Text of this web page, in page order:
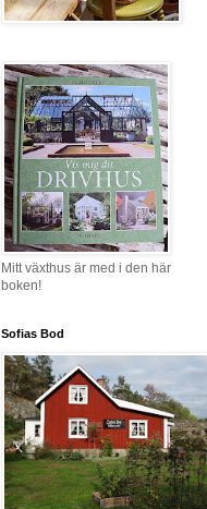
Mitt växthus är med i den här
boken!
Sofias Bod